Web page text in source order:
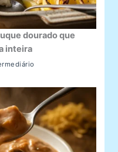
dourado que
inteira